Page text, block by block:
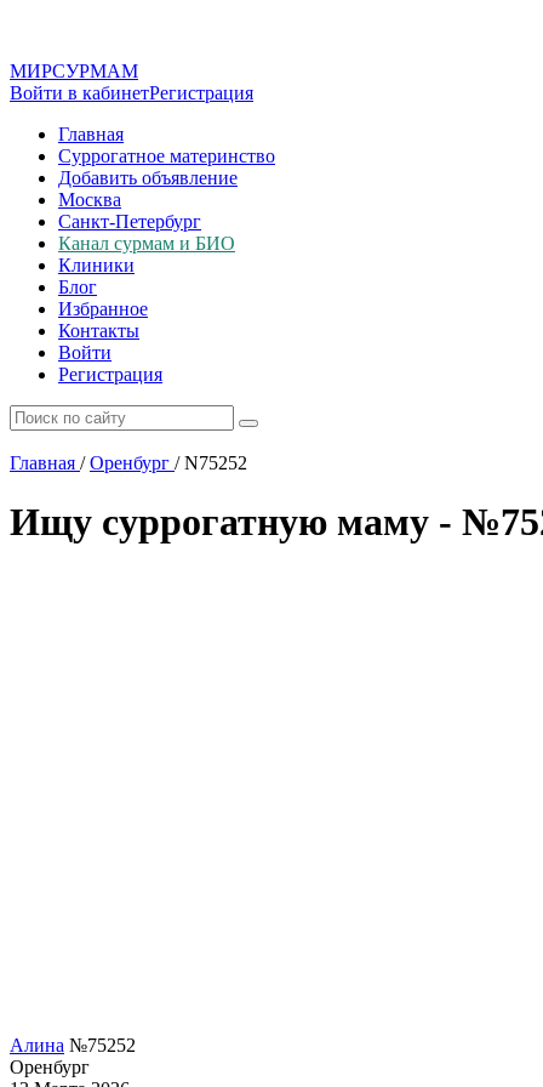
МИРСУРМАМ
Войти в кабинетРегистрация
Главная
Суррогатное материнство
Добавить объявление
Москва
Санкт-Петербург
Канал сурмам и БИО
Клиники
Блог
Избранное
Контакты
Войти
Регистрация
Главная / Оренбург /N75252
Ищу суррогатную маму -
Алина №75252
Оренбург